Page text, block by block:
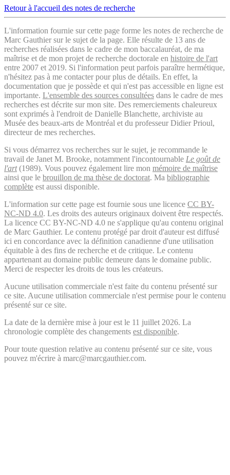
Retour à l'accueil des notes de recherche
L'information fournie sur cette page forme les notes de recherche de
Marc Gauthier sur le sujet de la page. Elle résulte de 13 ans de
recherches réalisées dans le cadre de mon baccalauréat, de ma
maîtrise et de mon projet de recherche doctorale en histoire de l'art
entre 2007 et 2019. Si l'information peut parfois paraître hermétique,
n'hésitez pas à me contacter pour plus de détails. En effet, la
documentation que je possède et qui n'est pas accessible en ligne est
importante. L'ensemble des sources consultées dans le cadre de mes
recherches est décrite sur mon site. Des remerciements chaleureux
sont exprimés à l'endroit de Danielle Blanchette, archiviste au
Musée des beaux-arts de Montréal et du professeur Didier Prioul,
directeur de mes recherches.
Si vous démarrez vos recherches sur le sujet, je recommande le
travail de Janet M. Brooke, notamment l'incontournable Le goût de
l'art(1989). Vous pouvez également lire mon mémoire de maîtrise
ainsi que le brouillon de ma thèse de doctorat. Ma bibliographie
complète est aussi disponible.
L'information sur cette page est fournie sous une licence CC BY-
NC-ND 4.0. Les droits des auteurs originaux doivent être respectés.
La licence CC BY-NC-ND 4.0 ne s'applique qu'au contenu original
de Marc Gauthier. Le contenu protégé par droit d'auteur est diffusé
ici en concordance avec la définition canadienne d'une utilisation
équitable à des fins de recherche et de critique. Le contenu
appartenant au domaine public demeure dans le domaine public.
Merci de respecter les droits de tous les créateurs.
Aucune utilisation commerciale n'est faite du contenu présenté sur
ce site. Aucune utilisation commerciale n'est permise pour le contenu
présenté sur ce site.
La date de la dernière mise à jour est le 11 juillet 2026. La
chronologie complète des changements est disponible.
Pour toute question relative au contenu présenté sur ce site, vous
pouvez m'écrire à marc@marcgauthier.com.